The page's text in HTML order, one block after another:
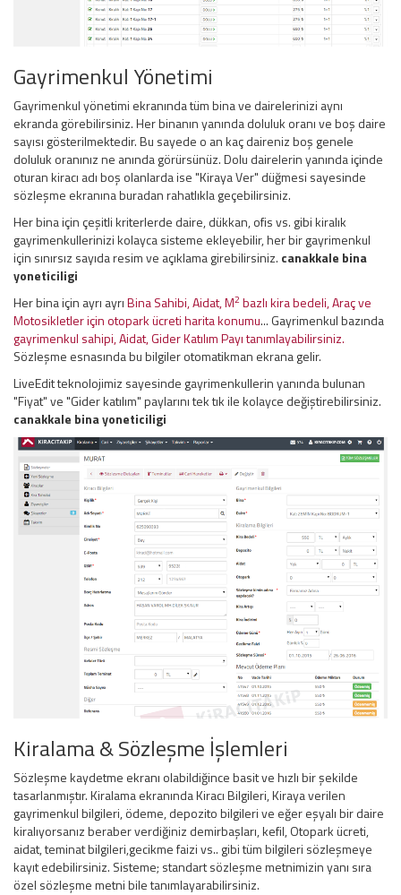
Gayrimenkul Yönetimi
Gayrimenkul yönetimi ekranında tüm bina ve dairelerinizi aynı
ekranda görebilirsiniz. Her binanın yanında doluluk oranı ve boş daire
sayısı gösterilmektedir. Bu sayede o an kaç daireniz boş genele
doluluk oranınız ne anında görürsünüz. Dolu dairelerin yanında içinde
oturan kiracı adı boş olanlarda ise "Kiraya Ver" düğmesi sayesinde
sözleşme ekranına buradan rahatlıkla geçebilirsiniz.
Her bina için çeşitli kriterlerde daire, dükkan, ofis vs. gibi kiralık
gayrimenkullerinizi kolayca sisteme ekleyebilir, her bir gayrimenkul
için sınırsız sayıda resim ve açıklama girebilirsiniz. canakkale bina
yoneticiligi
Her bina için ayrı ayrıBina Sahibi, Aidat, M2 bazlı kira bedeli, Araç ve
Motosikletler için otopark ücreti harita konumu... Gayrimenkul bazında
gayrimenkul sahipi, Aidat, Gider Katılım Payı tanımlayabilirsiniz.
Sözleşme esnasında bu bilgiler otomatikman ekrana gelir.
LiveEdit teknolojimiz sayesinde gayrimenkullerin yanında bulunan
"Fiyat" ve "Gider katılım" paylarını tek tık ile kolayce değiştirebilirsiniz.
canakkale bina yoneticiligi
Kiralama & Sözleşme İşlemleri
Sözleşme kaydetme ekranı olabildiğince basit ve hızlı bir şekilde
tasarlanmıştır. Kiralama ekranında Kiracı Bilgileri, Kiraya verilen
gayrimenkul bilgileri, ödeme, depozito bilgileri ve eğer eşyalı bir daire
kiralıyorsanız beraber verdiğiniz demirbaşları, kefil, Otopark ücreti,
aidat, teminat bilgileri,gecikme faizi vs.. gibi tüm bilgileri sözleşmeye
kayıt edebilirsiniz. Sisteme; standart sözleşme metnimizin yanı sıra
özel sözleşme metni bile tanımlayarabilirsiniz.